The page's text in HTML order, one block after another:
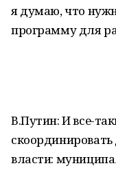
я думаю, что
программу для
В.Путин: И все-
скоординировать
власти: